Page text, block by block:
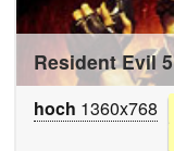
Resident Evil 5
hoch 1360x768